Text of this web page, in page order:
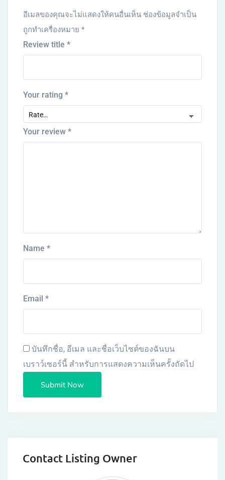
อีเมลของคุณจะไม่แสดงให้คนอื่นเห็น ช่องข้อมูลจำเป็น
ถูกทำเครื่องหมาย *
Review title *
Your rating *
Your review *
Name *
Email *
บันทึกชื่อ, อีเมล และชื่อเว็บไซต์ของฉันบน
เบราว์เซอร์นี้ สำหรับการแสดงความเห็นครั้งถัดไป
Contact Listing Owner